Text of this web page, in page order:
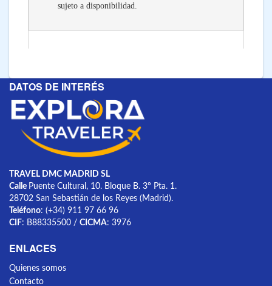
sujeto a disponibilidad.
DATOS DE INTERÉS
TRAVEL DMC MADRID SL
Calle Puente Cultural, 10. Bloque B. 3º Pta. 1.
28702 San Sebastián de los Reyes (Madrid).
Teléfono: (+34) 911 97 66 96
CIF: B88335500 / CICMA: 3976
ENLACES
Quienes somos
Contacto